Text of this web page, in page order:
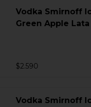
Vodka Smirnoff
Green Apple
$2.590
Vodka Smirnoff